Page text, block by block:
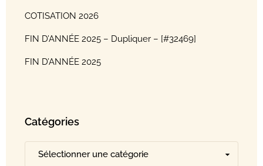
COTISATION 2026
FIN D’ANNÉE 2025 – Dupliquer – [#32469]
FIN D’ANNÉE 2025
Catégories